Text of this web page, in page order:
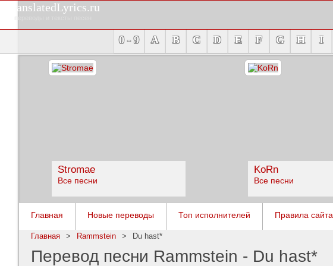
TranslatedLyrics.ru
переводы и тексты песен
0 - 9 A B C D E F G H I
Stromae
Все песни
KoRn
Все песни
Главная Новые переводы Топ исполнителей Правила сайта
Главная > Rammstein > Du hast*
Перевод песни Rammstein - Du hast*